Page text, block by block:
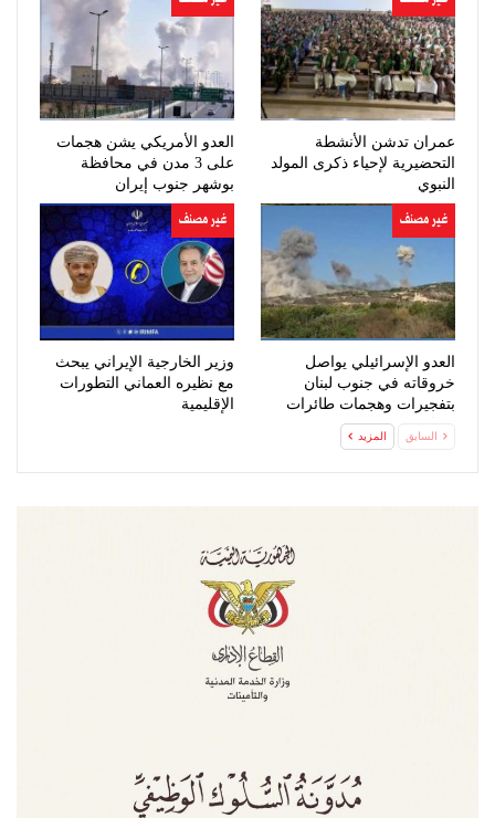
عمران تدشن الأنشطة
التحضيرية لإحياء ذكرى المولد
النبوي
العدو الأمريكي يشن هجمات
على 3 مدن في محافظة
بوشهر جنوب إيران
غير مصنف
العدو الإسرائيلي يواصل
خروقاته في جنوب لبنان
بتفجيرات وهجمات طائرات
غير مصنف
وزير الخارجية الإيراني يبحث
مع نظيره العماني التطورات
الإقليمية
السابق المزيد